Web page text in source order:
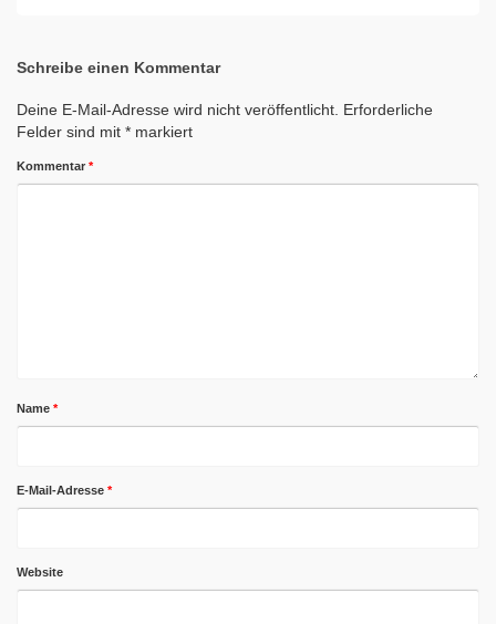
Schreibe einen Kommentar
Deine E-Mail-Adresse wird nicht veröffentlicht. Erforderliche
Felder sind mit * markiert
Kommentar *
Name *
E-Mail-Adresse *
Website